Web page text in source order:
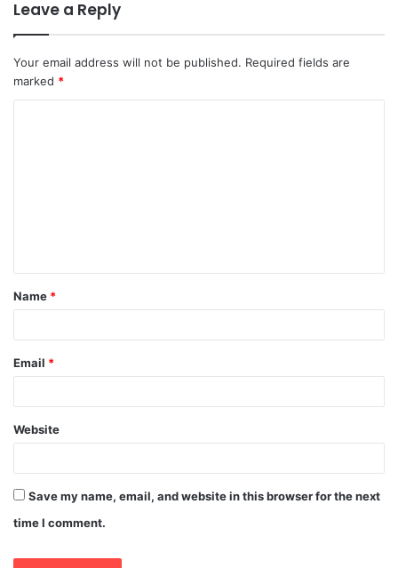
Leave a Reply
Your email address will not be published. Required fields are
marked *
t
*
Name *
Email *
Website
Save my name, email, and website in this browser for the next
time I comment.